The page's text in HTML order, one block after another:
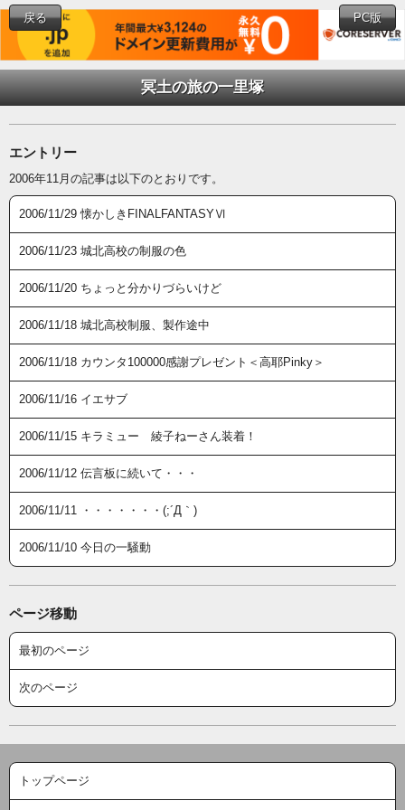
冥土の旅の一里塚
戻る PC版
エントリー
2006年11月の記事は以下のとおりです。
2006/11/29 懐かしきFINALFANTASYⅥ
2006/11/23 城北高校の制服の色
2006/11/20 ちょっと分かりづらいけど
2006/11/18 城北高校制服、製作途中
2006/11/18 カウンタ100000感謝プレゼント＜高耶Pinky＞
2006/11/16 イエサブ
2006/11/15 キラミュー 綾子ねーさん装着！
2006/11/12 伝言板に続いて・・・
2006/11/11 ・・・・・・・(;´Д｀)
2006/11/10 今日の一騒動
ページ移動
最初のページ
次のページ
トップページ